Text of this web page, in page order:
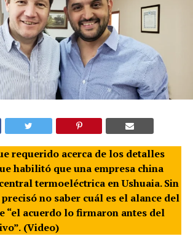
requerido acerca de los detalles
habilitó que una empresa china
termoeléctrica en Ushuaia. Sin
no saber cuál es el alance del
“el acuerdo lo firmaron antes del
(Video)